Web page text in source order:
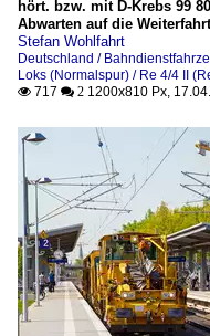
hört. bzw. mit D-Krebs 99
Abwarten auf die
Stefan Wohlfahrt
Deutschland /
Loks (Normalspur) / Re 4/4 II
 717  2 1200x810 Px,